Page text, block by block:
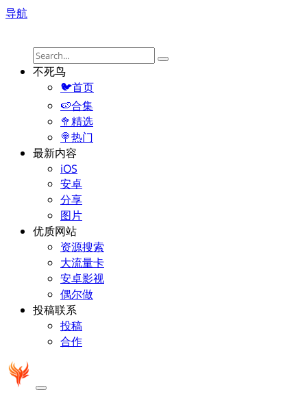
导航
不死鸟
🐦首页
🍉合集
🥦精选
🍭热门
最新内容
iOS
安卓
分享
图片
优质网站
资源搜索
大流量卡
安卓影视
偶尔做
投稿联系
投稿
合作